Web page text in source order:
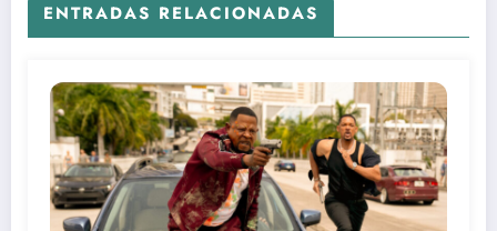
ENTRADAS RELACIONADAS